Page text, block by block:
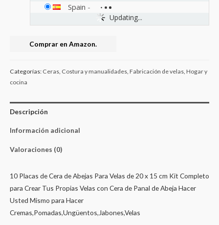
Updating...
Spain -
Comprar en Amazon.
Categorías: Ceras, Costura y manualidades, Fabricación de velas, Hogar y
cocina
Descripción
Información adicional
Valoraciones (0)
10 Placas de Cera de Abejas Para Velas de 20 x 15 cm Kit Completo
para Crear Tus Propias Velas con Cera de Panal de Abeja Hacer
Usted Mismo para Hacer
Cremas,Pomadas,Ungüentos,Jabones,Velas